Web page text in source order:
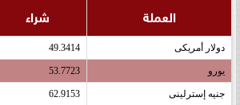
العملة شراء
دولار أمريكى 49.3414
يورو 53.7723
جنيه إسترلينى 62.9153